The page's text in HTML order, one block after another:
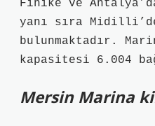
Finike ve
yanı sıra
bulunmaktadır.
kapasitesi 6.004
Mersin Marina